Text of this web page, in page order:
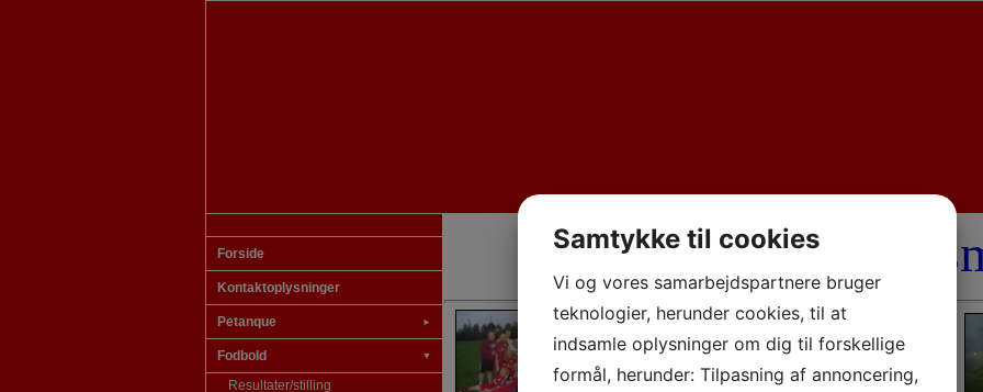
Forside
Kontaktoplysninger
►
Petanque
▼
Fodbold
Resultater/stilling
Fotoalbum
Samtykke til cookies
Vi og vores samarbejdspartnere bruger
teknologier, herunder cookies, til at
indsamle oplysninger om dig til forskellige
formål, herunder: Tilpasning af annoncering,